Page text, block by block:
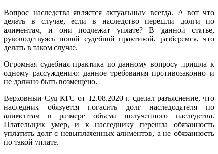
Вопрос наследства является актуальным всегда. А вот что
делать в случае, если в наследство перешли долги по
алиментам, и они подлежат уплате? В данной статье,
руководствуясь новой судебной практикой, разберемся, что
делать в таком случае.
Огромная судебная практика по данному вопросу пришла к
одному рассуждению: данное требования противозаконно и
не должно быть возмещено.
Верховный Суд КГС от 12.08.2020 г. сделал разъяснение, что
наследник обязуется погасить долг наследодателя по
алиментам в размере объема полученного наследства.
Плательщик умер, и к наследнику перешла обязанность
уплатить долг с невыплаченных алиментов, а не обязанность
по такой уплате.